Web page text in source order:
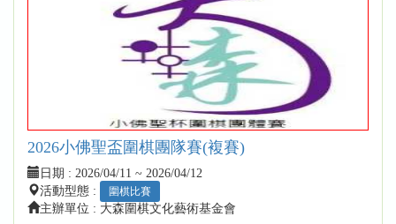
2026小佛聖盃圍棋團隊賽(複賽)
日期 : 2026/04/11 ~ 2026/04/12
活動型態 :
圍棋比賽
主辦單位 : 大森圍棋文化藝術基金會